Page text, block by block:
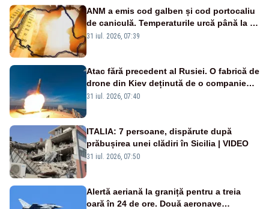
ANM a emis cod galben și cod portocaliu
de caniculă. Temperaturile urcă până la 38
de grade, iar nopțile devin tropicale
31 iul. 2026, 07:39
Atac fără precedent al Rusiei. O fabrică de
drone din Kiev deținută de o companie
americană, distrusă de o rachetă
31 iul. 2026, 07:40
ITALIA: 7 persoane, dispărute după
prăbușirea unei clădiri în Sicilia | VIDEO
31 iul. 2026, 07:50
Alertă aeriană la graniță pentru a treia
oară în 24 de ore. Două aeronave